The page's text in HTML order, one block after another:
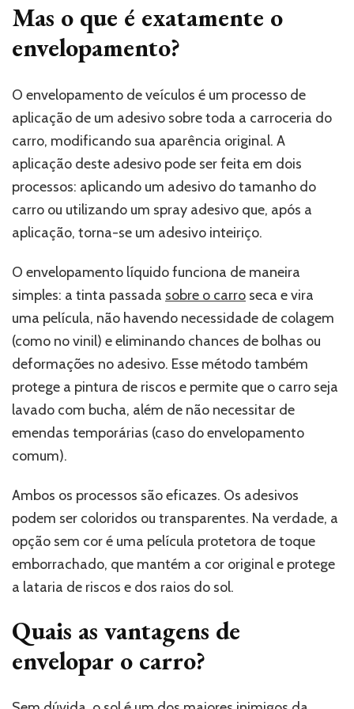
Mas o que é exatamente o
envelopamento?
O envelopamento de veículos é um processo de
aplicação de um adesivo sobre toda a carroceria do
carro, modificando sua aparência original. A
aplicação deste adesivo pode ser feita em dois
processos: aplicando um adesivo do tamanho do
carro ou utilizando um spray adesivo que, após a
aplicação, torna-se um adesivo inteiriço.
O envelopamento líquido funciona de maneira
simples: a tinta passada sobre o carro seca e vira
uma película, não havendo necessidade de colagem
(como no vinil) e eliminando chances de bolhas ou
deformações no adesivo. Esse método também
protege a pintura de riscos e permite que o carro seja
lavado com bucha, além de não necessitar de
emendas temporárias (caso do envelopamento
comum).
Ambos os processos são eficazes. Os adesivos
podem ser coloridos ou transparentes. Na verdade, a
opção sem cor é uma película protetora de toque
emborrachado, que mantém a cor original e protege
a lataria de riscos e dos raios do sol.
Quais as vantagens de
envelopar o carro?